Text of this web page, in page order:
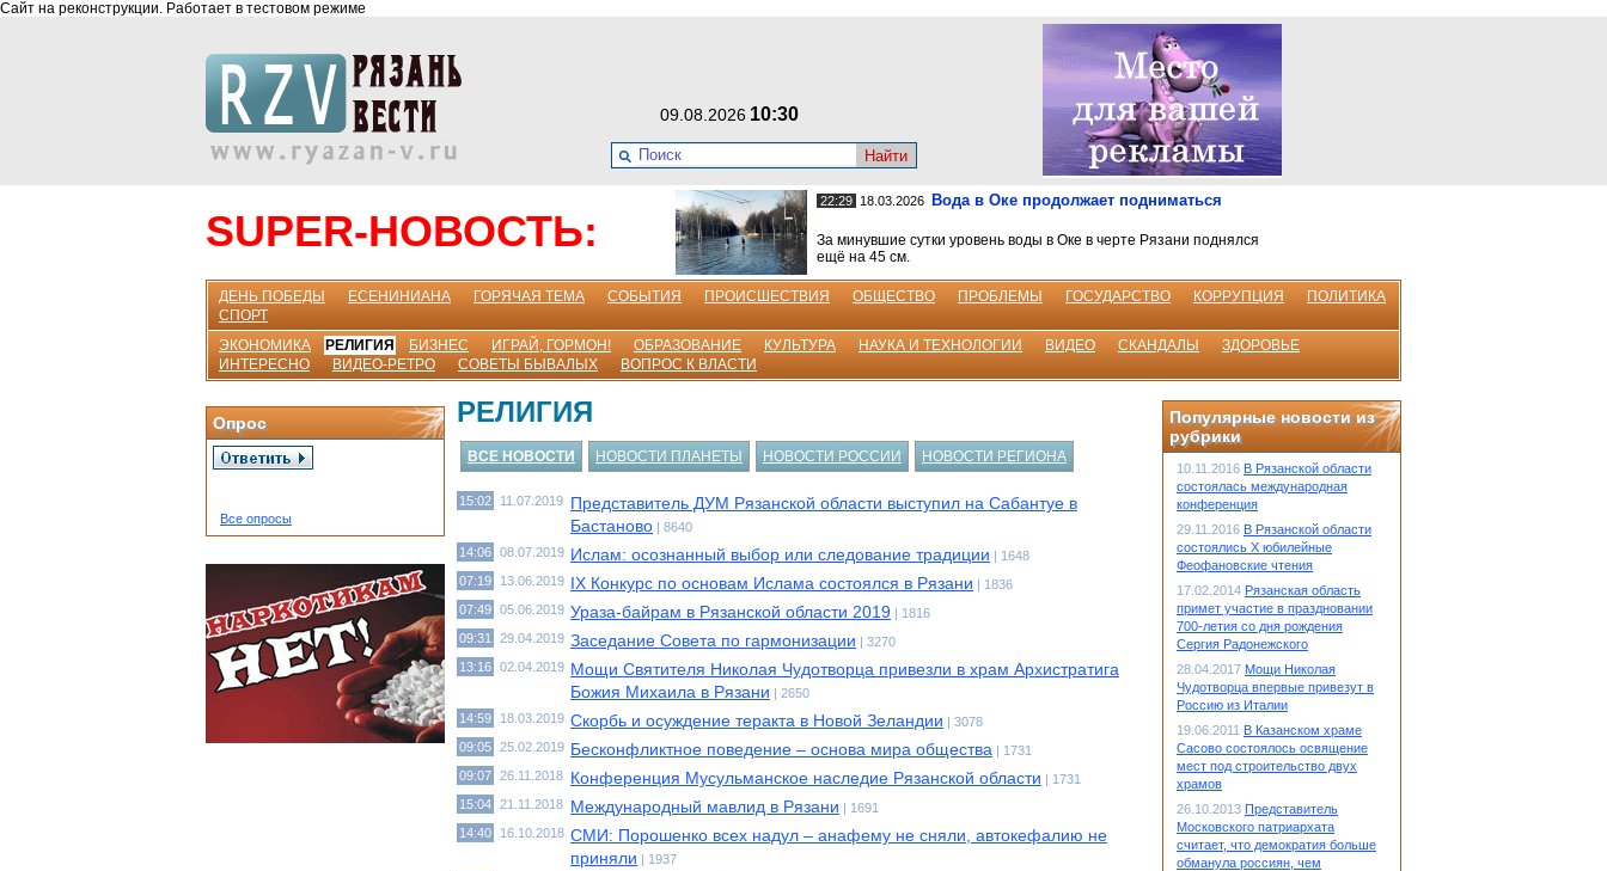
Сайт на реконструкции. Работает в тестовом режиме
09.08.2026 10:30
Найти
SUPER-НОВОСТЬ:
22:29 18.03.2026 Вода в Оке продолжает подниматься
За минувшие сутки уровень воды в Оке в черте Рязани поднялся
ещё на 45 см.
ДЕНЬ ПОБЕДЫ ЕСЕНИНИАНА ГОРЯЧАЯ ТЕМА СОБЫТИЯ ПРОИСШЕСТВИЯ ОБЩЕСТВО ПРОБЛЕМЫ ГОСУДАРСТВО КОРРУПЦИЯ
ПОЛИТИКА
СПОРТ
ЭКОНОМИКА
РЕЛИГИЯ БИЗНЕС ИГРАЙ, ГОРМОН! ОБРАЗОВАНИЕ КУЛЬТУРА НАУКА И ТЕХНОЛОГИИ ВИДЕО СКАНДАЛЫ
ЗДОРОВЬЕ
ИНТЕРЕСНО
ВИДЕО-РЕТРО СОВЕТЫ БЫВАЛЫХ ВОПРОС К ВЛАСТИ
Опрос
Все опросы
РЕЛИГИЯ
ВСЕ НОВОСТИ НОВОСТИ ПЛАНЕТЫ НОВОСТИ РОССИИ НОВОСТИ РЕГИОНА
15:02 11.07.2019 Представитель ДУМ Рязанской области выступил на Сабантуе в
Бастаново | 8640
14:06 08.07.2019 Ислам: осознанный выбор или следование традиции | 1648
07:19
13.06.2019 IX Конкурс по основам Ислама состоялся в Рязани | 1836
07:49 05.06.2019 Ураза-байрам в Рязанской области 2019 | 1816
09:31
29.04.2019 Заседание Совета по гармонизации | 3270
13:16 02.04.2019 Мощи Святителя Николая Чудотворца привезли в храм Архистратига
Божия Михаила в Рязани | 2650
14:59
18.03.2019 Скорбь и осуждение теракта в Новой Зеландии | 3078
09:05 25.02.2019 Бесконфликтное поведение – основа мира общества | 1731
09:07 26.11.2018 Конференция Мусульманское наследие Рязанской области | 1731
15:04 21.11.2018 Международный мавлид в Рязани | 1691
14:40
16.10.2018 СМИ: Порошенко всех надул – анафему не сняли, автокефалию не
приняли | 1937
Популярные новости из
рубрики
10.11.2016 В Рязанской области
состоялась международная
конференция
29.11.2016 В Рязанской области
состоялись X юбилейные
Феофановские чтения
17.02.2014 Рязанская область
примет участие в праздновании
700-летия со дня рождения
Сергия Радонежского
28.04.2017 Мощи Николая
Чудотворца впервые привезут в
Россию из Италии
19.06.2011 В Казанском храме
Сасово состоялось освящение
мест под строительство двух
храмов
26.10.2013 Представитель
Московского патриархата
считает, что демократия больше
обманула россиян, чем